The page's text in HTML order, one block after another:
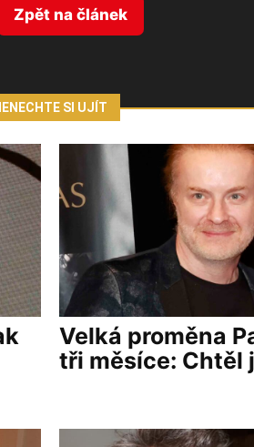
Zpět na článek
SI UJÍT
Velká proměna
tři měsíce: Chtěl